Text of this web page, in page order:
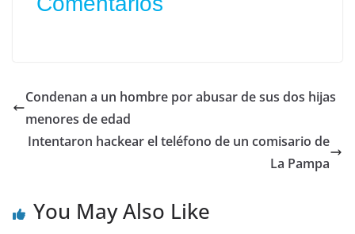
Condenan a un hombre por abusar de sus dos hijas
menores de edad
Intentaron hackear el teléfono de un comisario de
La Pampa
You May Also Like